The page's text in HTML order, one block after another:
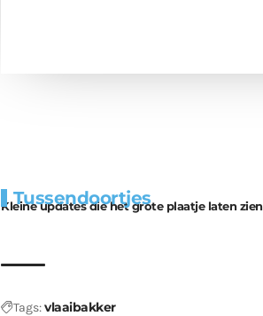
Tussendoortjes
Kleine updates die het grote plaatje laten zien
bouwmateriaal voor
kabouters
uitdaging
Tags:vlaaibakker